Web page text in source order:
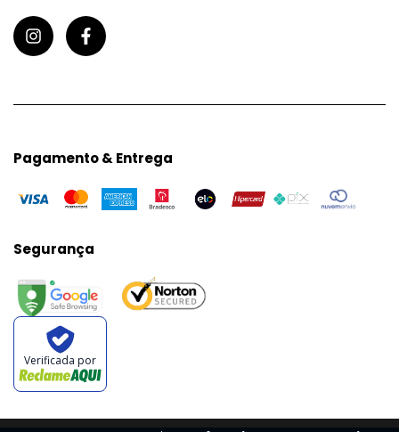
Pagamento & Entrega
Segurança
Verificada por